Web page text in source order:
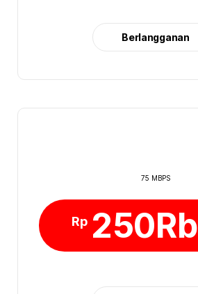
Berlangganan
75 MBPS
Rp 250Rb